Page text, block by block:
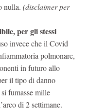
nulla. (disclaimer per
per gli stessi
invece che il Covid
polmonare,
in futuro allo
il tipo di danno
fumasse mille
di 2 settimane.